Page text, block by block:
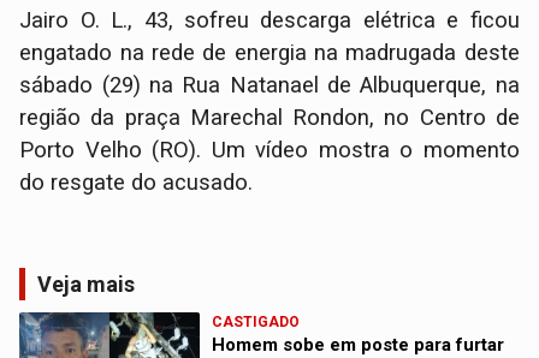
Jairo O. L., 43, sofreu descarga elétrica e ficou
engatado na rede de energia na madrugada deste
sábado (29) na Rua Natanael de Albuquerque, na
região da praça Marechal Rondon, no Centro de
Porto Velho (RO). Um vídeo mostra o momento
do resgate do acusado.
Veja mais
CASTIGADO
Homem sobe em poste para furtar